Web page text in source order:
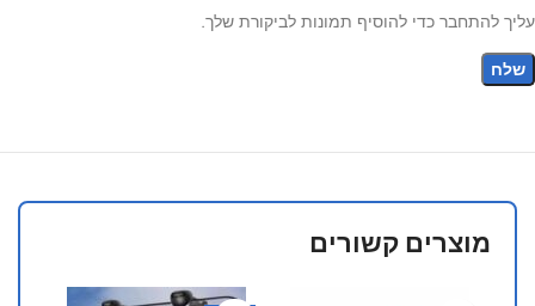
עליך להתחבר כדי להוסיף תמונות לביקורת שלך.
מוצרים קשורים